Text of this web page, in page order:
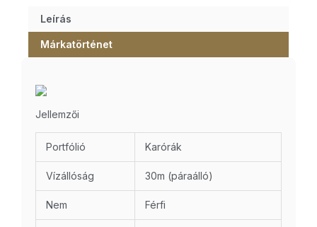
Leírás
Márkatörténet
Jellemzői
Portfólió Karórák
Vízállóság 30m (páraálló)
Nem Férfi